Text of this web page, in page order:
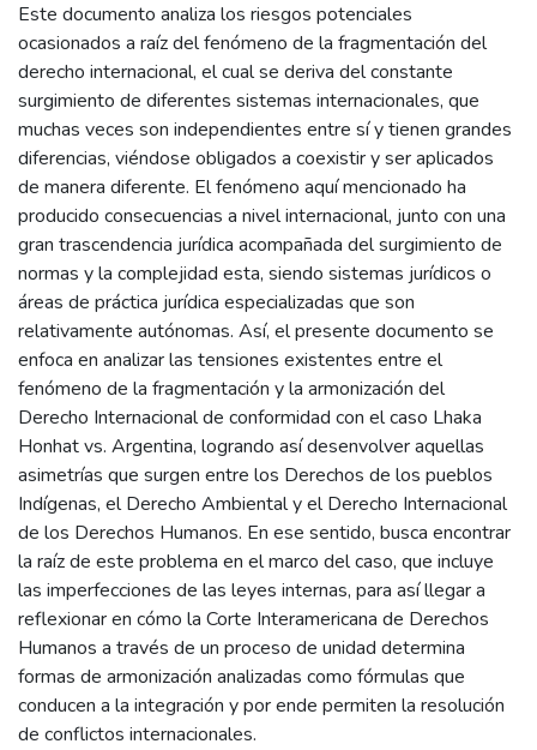
Este documento analiza los riesgos potenciales
ocasionados a raíz del fenómeno de la fragmentación del
derecho internacional, el cual se deriva del constante
surgimiento de diferentes sistemas internacionales, que
muchas veces son independientes entre sí y tienen grandes
diferencias, viéndose obligados a coexistir y ser aplicados
de manera diferente. El fenómeno aquí mencionado ha
producido consecuencias a nivel internacional, junto con una
gran trascendencia jurídica acompañada del surgimiento de
normas y la complejidad esta, siendo sistemas jurídicos o
áreas de práctica jurídica especializadas que son
relativamente autónomas. Así, el presente documento se
enfoca en analizar las tensiones existentes entre el
fenómeno de la fragmentación y la armonización del
Derecho Internacional de conformidad con el caso Lhaka
Honhat vs. Argentina, logrando así desenvolver aquellas
asimetrías que surgen entre los Derechos de los pueblos
Indígenas, el Derecho Ambiental y el Derecho Internacional
de los Derechos Humanos. En ese sentido, busca encontrar
la raíz de este problema en el marco del caso, que incluye
las imperfecciones de las leyes internas, para así llegar a
reflexionar en cómo la Corte Interamericana de Derechos
Humanos a través de un proceso de unidad determina
formas de armonización analizadas como fórmulas que
conducen a la integración y por ende permiten la resolución
de conflictos internacionales.